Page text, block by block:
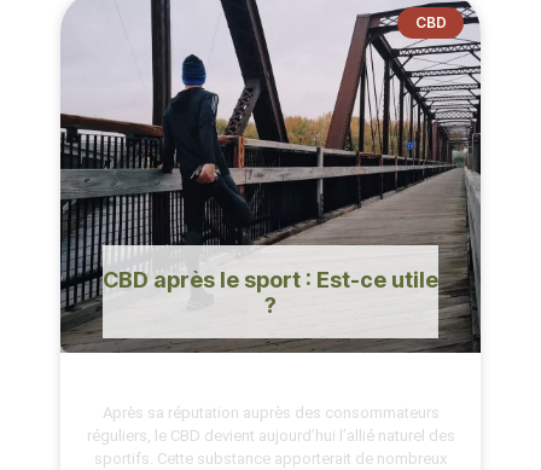
CBD
CBD après le sport : Est-ce utile
?
Après sa réputation auprès des consommateurs
réguliers, le CBD devient aujourd’hui l’allié naturel des
sportifs. Cette substance apporterait de nombreux